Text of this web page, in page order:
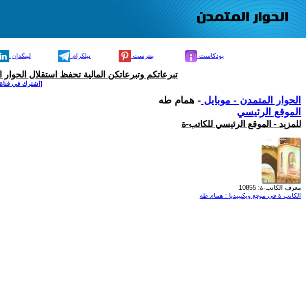
لينكدإن تيلكرام بنترست بودكاست
تبرعاتكم وتبرعاتكن المالية تحفظ استقلال
[اشترك في
الحوار المتمدن - موبايل - همام طه
الموقع الرئيسي
للمزيد - الموقع الرئيسي للكاتب-ة
معرف الكاتب-ة: 10855
الكاتب-ة في موقع ويكيبيديا : همام طه